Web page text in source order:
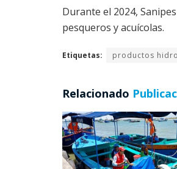
Durante el 2024,
pesqueros y acuícolas.
Etiquetas: productos
Relacionado